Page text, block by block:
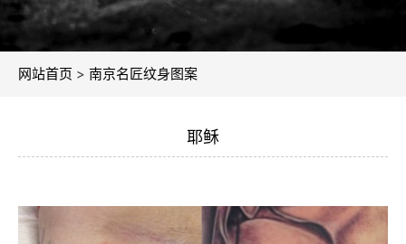
网站首页 > 南京名匠纹身图案
耶稣